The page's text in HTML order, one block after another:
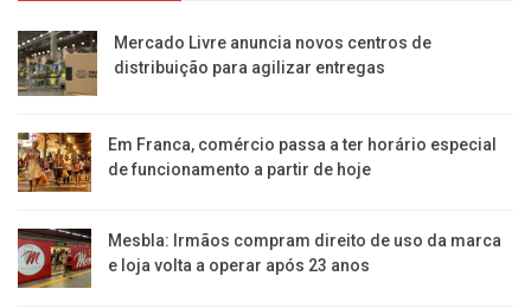
Mercado Livre anuncia novos centros de
distribuição para agilizar entregas
Em Franca, comércio passa a ter horário especial
de funcionamento a partir de hoje
Mesbla: Irmãos compram direito de uso da marca
e loja volta a operar após 23 anos